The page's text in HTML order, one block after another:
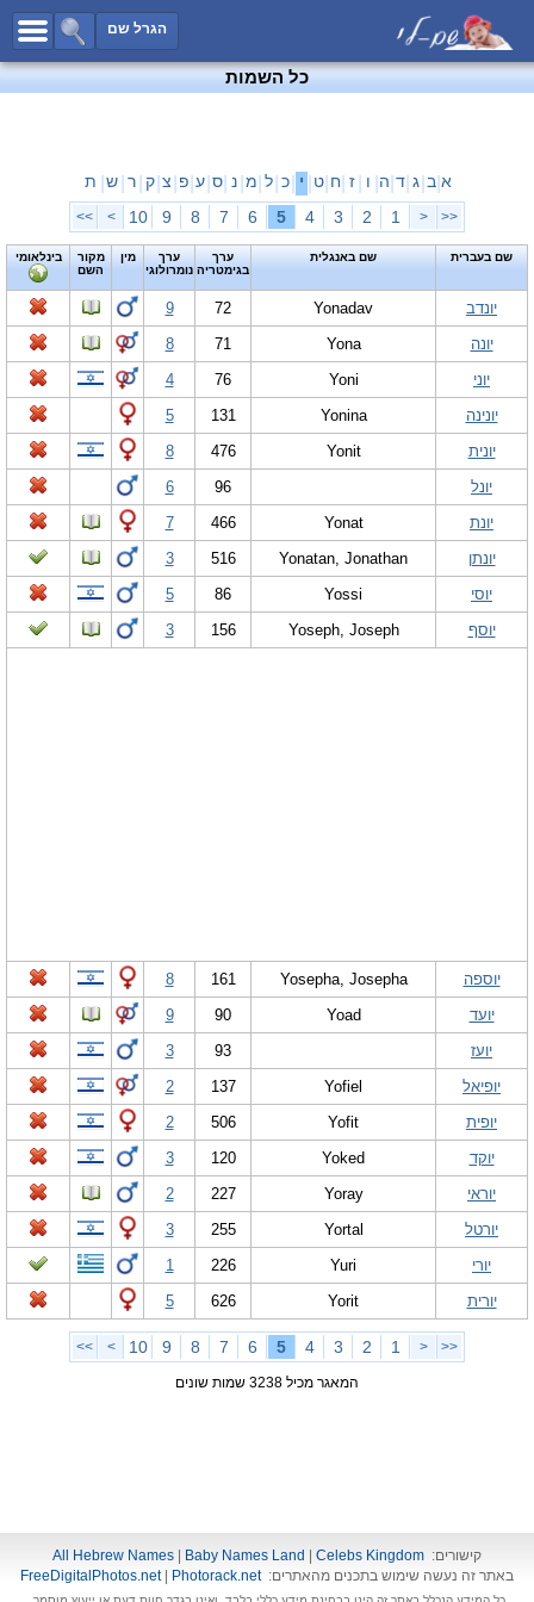
הגרל שם
כל השמות
שמות לבנים
שמות משותפים
שמות נפוצים
שמות נדירים
קטגוריות
מפורסמיםחדש!
נומרולוגיה
הוסף שם
צור קשר
פייסבוק
כל השמות
א ב ג ד ה ו ז ח ט י כ ל מ נ ס ע פ צ ק ר ש ת
<<
<
1
2
3
4
5
6
7
8
9
10
>
>>
שם בעברית שם באנגלית
ערך
בגימטריה
ערך
נומרולוגי
מין
מקור
השם
בינלאומי
יונדב Yonadav
72
9
יונה
Yona
71
8
יוני
Yoni
76
4
יונינה
Yonina
131
5
יונית
Yonit
476
8
יונל
96
6
יונת
Yonat
466
7
יונתן
Yonatan, Jonathan
516
3
יוסי
Yossi
86
5
יוסף
Yoseph, Joseph
156
3
יוספה Yosepha, Josepha
161
8
יועד
Yoad
90
9
יועז
93
3
יופיאל
Yofiel
137
2
יופית
Yofit
506
2
יוקד
Yoked
120
3
יוראי
Yoray
227
2
יורטל
Yortal
255
3
יורי
Yuri
226
1
יורית
Yorit
626
5
<<
<
1
2
3
4
5
6
7
8
9
10
>
>>
המאגר מכיל 3238 שמות שונים
קישורים: All Hebrew Names Baby Names Land
Celebs Kingdom
באתר זה נעשה שימוש בתכנים מהאתרים:
FreeDigitalPhotos.net| Photorack.net